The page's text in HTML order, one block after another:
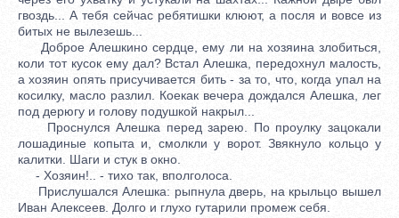
гвоздь... А тебя сейчас ребятишки клюют, а посля и вовсе из
битых не вылезешь...
Доброе Алешкино сердце, ему ли на хозяина злобиться,
коли тот кусок ему дал? Встал Алешка, передохнул малость,
а хозяин опять присучивается бить - за то, что, когда упал на
косилку, масло разлил. Коекак вечера дождался Алешка, лег
под дерюгу и голову подушкой накрыл...
Проснулся Алешка перед зарею. По проулку зацокали
лошадиные копыта и, смолкли у ворот. Звякнуло кольцо у
калитки. Шаги и стук в окно.
- Хозяин!.. - тихо так, вполголоса.
Прислушался Алешка: рыпнула дверь, на крыльцо вышел
Иван Алексеев. Долго и глухо гутарили промеж себя.